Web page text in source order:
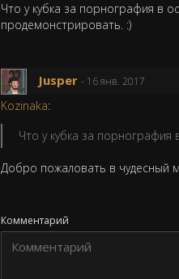
Что у кубка за порнография в
продемонстрировать. :)
Jusper - 16 янв. 2017
Kozinaka:
Что у кубка за порнография
Добро пожаловать в чудесный
Комментарий